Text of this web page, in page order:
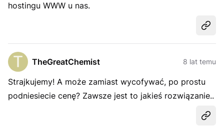
hostingu WWW u nas.
TheGreatChemist 8 lat temu
Strajkujemy! A może zamiast wycofywać, po prostu
podniesiecie cenę? Zawsze jest to jakieś rozwiązanie..